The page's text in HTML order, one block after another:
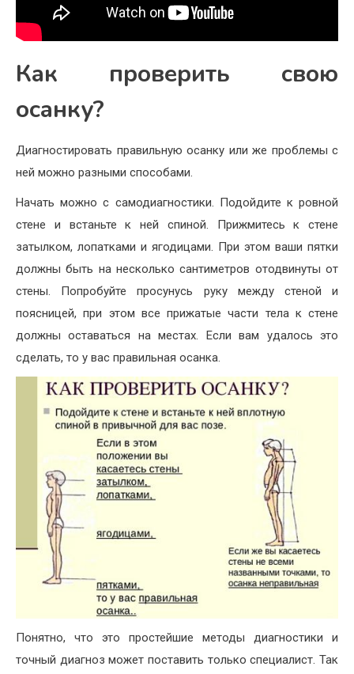
Как проверить свою
осанку?
Диагностировать правильную осанку или же проблемы с
ней можно разными способами.
Начать можно с самодиагностики. Подойдите к ровной
стене и встаньте к ней спиной. Прижмитесь к стене
затылком, лопатками и ягодицами. При этом ваши пятки
должны быть на несколько сантиметров отодвинуты от
стены. Попробуйте просунусь руку между стеной и
поясницей, при этом все прижатые части тела к стене
должны оставаться на местах. Если вам удалось это
сделать, то у вас правильная осанка.
Понятно, что это простейшие методы диагностики и
точный диагноз может поставить только специалист. Так